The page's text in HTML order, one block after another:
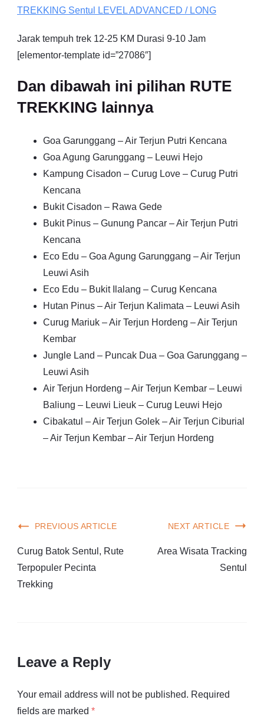
TREKKING Sentul LEVEL ADVANCED / LONG
Jarak tempuh trek 12-25 KM Durasi 9-10 Jam
[elementor-template id=”27086″]
Dan dibawah ini pilihan RUTE
TREKKING lainnya
Goa Garunggang – Air Terjun Putri Kencana
Goa Agung Garunggang – Leuwi Hejo
Kampung Cisadon – Curug Love – Curug Putri
Kencana
Bukit Cisadon – Rawa Gede
Bukit Pinus – Gunung Pancar – Air Terjun Putri
Kencana
Eco Edu – Goa Agung Garunggang – Air Terjun
Leuwi Asih
Eco Edu – Bukit Ilalang – Curug Kencana
Hutan Pinus – Air Terjun Kalimata – Leuwi Asih
Curug Mariuk – Air Terjun Hordeng – Air Terjun
Kembar
Jungle Land – Puncak Dua – Goa Garunggang –
Leuwi Asih
Air Terjun Hordeng – Air Terjun Kembar – Leuwi
Baliung – Leuwi Lieuk – Curug Leuwi Hejo
Cibakatul – Air Terjun Golek – Air Terjun Ciburial
– Air Terjun Kembar – Air Terjun Hordeng
PREVIOUS ARTICLE
Curug Batok Sentul, Rute
Terpopuler Pecinta
Trekking
NEXT ARTICLE
Area Wisata Tracking
Sentul
Leave a Reply
Your email address will not be published. Required
fields are marked *